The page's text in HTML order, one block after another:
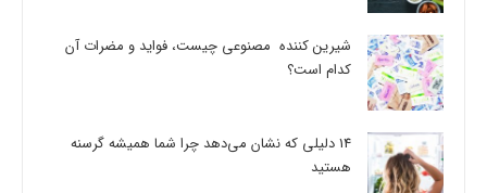
شیرین کننده مصنوعی چیست، فواید و مضرات آن
کدام است؟
14 دلیلی که نشان می‌دهد چرا شما همیشه گرسنه
هستید